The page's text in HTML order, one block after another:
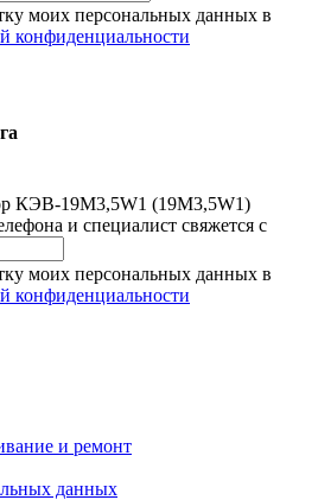
моих персональных данных в
конфиденциальности
КЭВ-19М3,5W1 (19М3,5W1)
и специалист свяжется с
моих персональных данных в
конфиденциальности
и ремонт
данных